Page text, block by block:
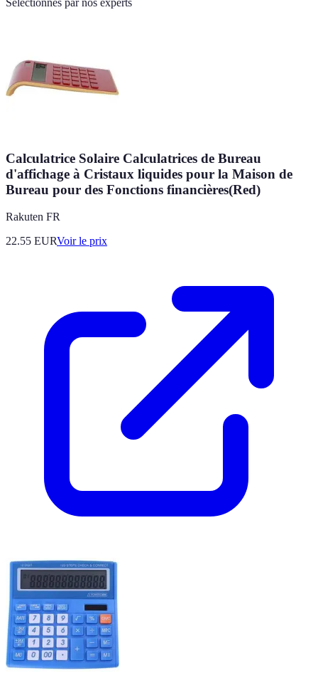
Sélectionnés par nos experts
Calculatrice Solaire Calculatrices de Bureau
d'affichage à Cristaux liquides pour la Maison de
Bureau pour des Fonctions financières(Red)
Rakuten FR
22.55 EURVoir le prix